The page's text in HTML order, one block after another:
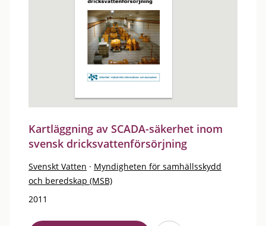
Kartläggning av SCADA-säkerhet inom
svensk dricksvattenförsörjning
Svenskt Vatten · Myndigheten för samhällsskydd
och beredskap (MSB)
2011